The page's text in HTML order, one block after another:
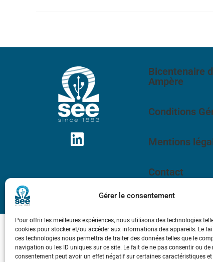
Gérer le consentement
Pour offrir les meilleures expériences, nous utilisons des technologies
cookies pour stocker et/ou accéder aux informations des appareils. Le
ces technologies nous permettra de traiter des données telles que le
navigation ou les ID uniques sur ce site. Le fait de ne pas consentir ou de
consentement peut avoir un effet négatif sur certaines caractéristiques
Bicentenaire
Ampère
Conditions
Mentions
Contact